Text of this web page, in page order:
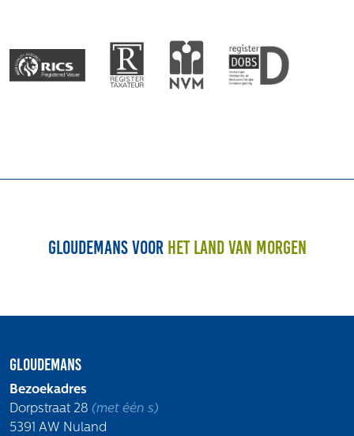
Gloudemans voor het land van morgen
Gloudemans
Bezoekadres
Dorpstraat 28 (met één s)
5391 AW Nuland